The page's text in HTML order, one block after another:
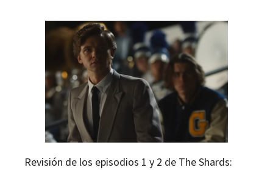
Revisión de los episodios 1 y 2 de The Shards: